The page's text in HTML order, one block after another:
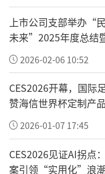
公司副总经理、
国工商联医药业
顾问，凭借数十
国连锁药房、医
道网络。由周海
送、终端落地全
资源转化为金钥
资精准下沉县域
上市公司支部举办“
未来”2025年度总结
2026-02-06 10:52
CES2026开幕，国际
赞海信世界杯定制产品
2026-01-07 17:45
CES2026见证AI拐点
案引领“实用化”浪潮